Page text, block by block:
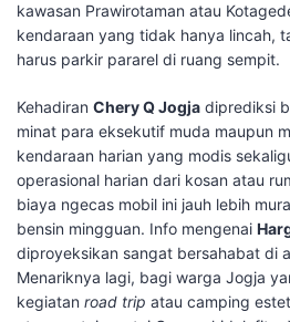
kawasan Prawirotaman atau
kendaraan yang tidak hanya lincah,
harus parkir pararel di ruang sempit.
​Kehadiran Chery Q Jogja diprediksi
minat para eksekutif muda maupun
kendaraan harian yang modis
operasional harian dari kosan atau
biaya ngecas mobil ini jauh lebih
bensin mingguan. Info mengenai
diproyeksikan sangat bersahabat di
Menariknya lagi, bagi warga Jogja
kegiatan road trip atau camping